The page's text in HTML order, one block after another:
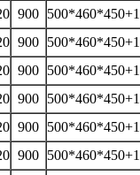
900
900
900
900
900
900